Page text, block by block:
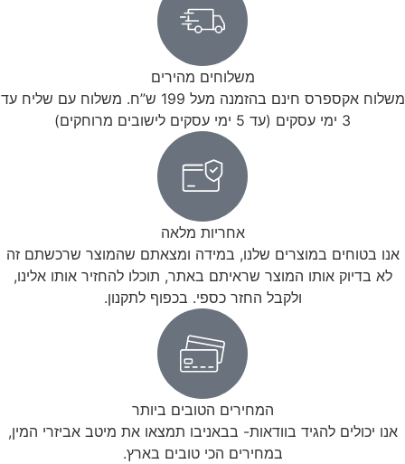
משלוחים מהירים
משלוח אקספרס חינם בהזמנה מעל 199 ש”ח. משלוח עם שליח עד
3 ימי עסקים (עד 5 ימי עסקים לישובים מרוחקים)
אחריות מלאה
אנו בטוחים במוצרים שלנו, במידה ומצאתם שהמוצר שרכשתם זה
לא בדיוק אותו המוצר שראיתם באתר, תוכלו להחזיר אותו אלינו,
ולקבל החזר כספי. בכפוף לתקנון.
המחירים הטובים ביותר
אנו יכולים להגיד בוודאות- בבאניבו תמצאו את מיטב אביזרי המין,
במחירים הכי טובים בארץ.